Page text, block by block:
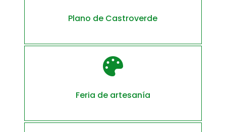
Plano de Castroverde

Feria de artesanía